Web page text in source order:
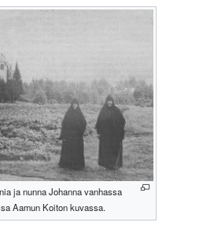
ja nunna Johanna vanhassa
Aamun Koiton kuvassa.